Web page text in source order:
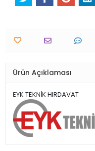
Ürün Açıklaması
EYK TEKNİK HIRDAVAT